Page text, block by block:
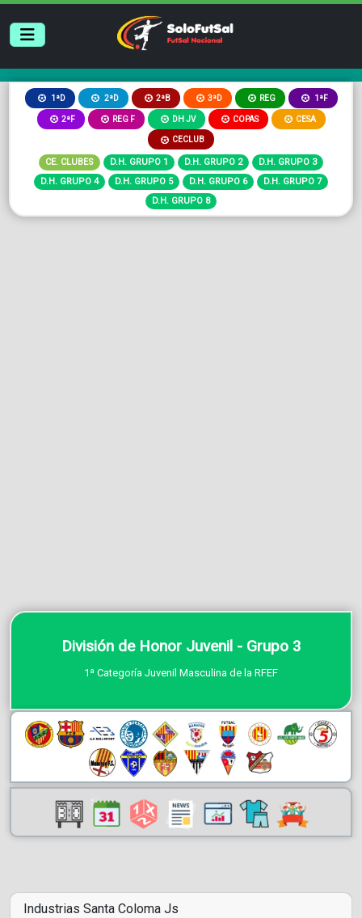
1ªD 2ªD 2ªB 3ªD REG 1ªF
2ªF REG F DH JV COPAS CESA
CECLUB
CE. CLUBES D.H. GRUPO 1 D.H. GRUPO 2
D.H. GRUPO 3
D.H. GRUPO 4
D.H. GRUPO 5 D.H. GRUPO 6
D.H. GRUPO 7
D.H. GRUPO 8
División de Honor Juvenil - Grupo 3
1ª Categoría Juvenil Masculina de la RFEF
Industrias Santa Coloma Js